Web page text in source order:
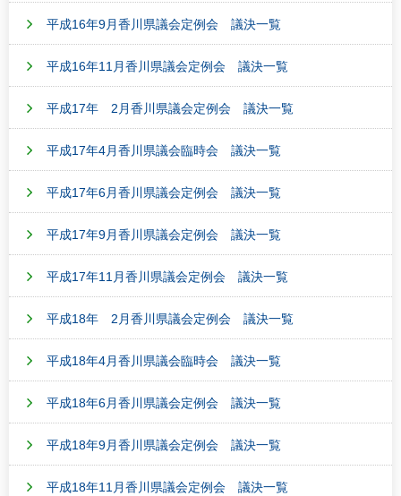
平成16年9月香川県議会定例会 議決一覧
平成16年11月香川県議会定例会 議決一覧
平成17年 2月香川県議会定例会 議決一覧
平成17年4月香川県議会臨時会 議決一覧
平成17年6月香川県議会定例会 議決一覧
平成17年9月香川県議会定例会 議決一覧
平成17年11月香川県議会定例会 議決一覧
平成18年 2月香川県議会定例会 議決一覧
平成18年4月香川県議会臨時会 議決一覧
平成18年6月香川県議会定例会 議決一覧
平成18年9月香川県議会定例会 議決一覧
平成18年11月香川県議会定例会 議決一覧